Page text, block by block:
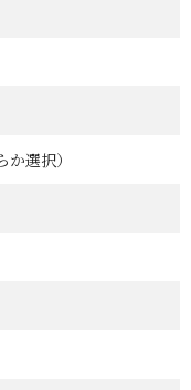
選択）